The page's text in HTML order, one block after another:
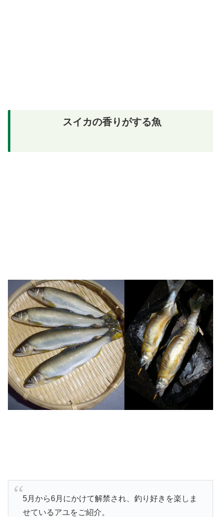
スイカの香りがする魚
5月から6月にかけて解禁され、釣り好きを楽しま
せているアユをご紹介。